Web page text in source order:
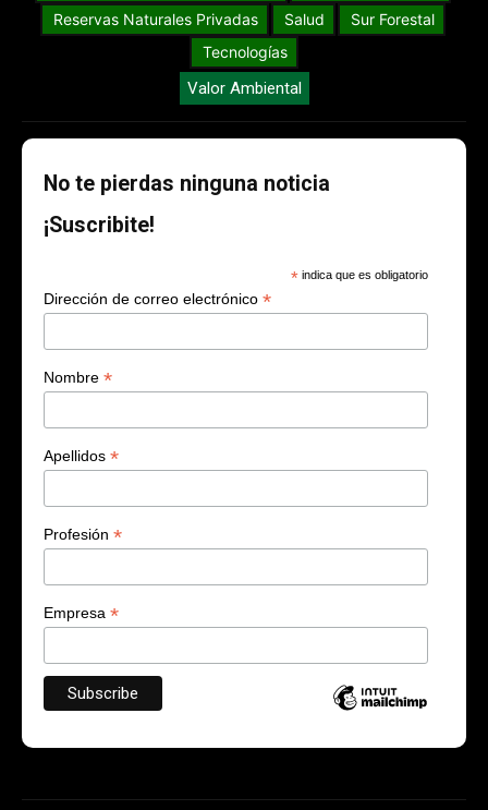
Reservas Naturales Privadas
Salud
Sur Forestal
Tecnologías
Valor Ambiental
No te pierdas ninguna noticia
¡Suscribite!
* indica que es obligatorio
Dirección de correo electrónico *
Nombre *
Apellidos *
Profesión *
Empresa *